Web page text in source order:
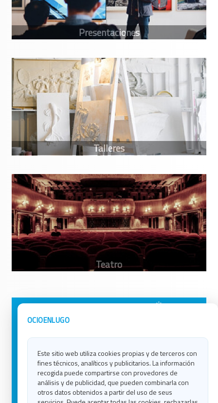
OCIOENLUGO
Este sitio web utiliza cookies propias y de terceros con
fines técnicos, analíticos y publicitarios. La información
recogida puede compartirse con provedores de
análisis y de publicidad, que pueden combinarla con
otros datos obtenidos a partir del uso de seus
Avisos Legales
Contacto
Política de Cookies
Ocio en Lugo
Ocio en Ourense
Ocio en Pontevedra
Ocio en Santiago